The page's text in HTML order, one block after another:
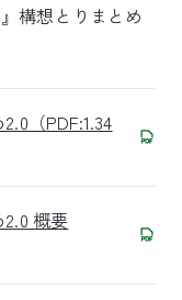
構想とりまとめ
（PDF:1.34
概要